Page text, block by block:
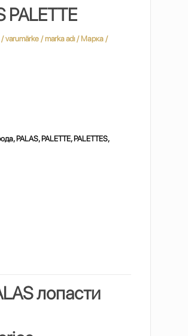
PALETTE
PALAS, PALETTE, PALETTES,
лопасти